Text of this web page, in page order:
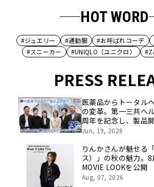
HOT WORD
#ジュエリー #通勤服 #お呼ばれコーデ
#スニーカー
#UNIQLO（ユニクロ）
PRESS
医薬品からトータル
の変革。第一三共ヘ
周年を記念し、製品
挑戦の舞台や旧社統
像を公開！
Jun, 19, 2026
りんかさんが魅せる
ス）」の秋の魅力。8
MOVIE LOOKを公開
Aug, 07, 2026